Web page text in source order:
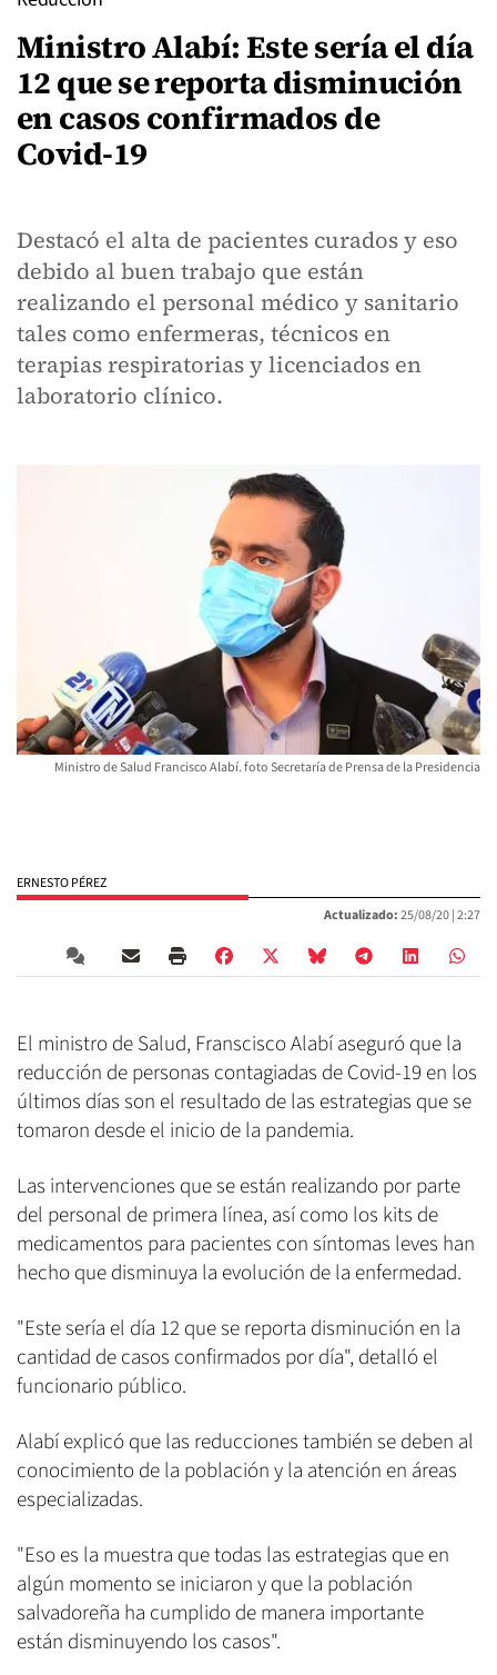
Ministro Alabí: Este sería el día
12 que se reporta disminución
en casos confirmados de
Covid-19
Destacó el alta de pacientes curados y eso
debido al buen trabajo que están
realizando el personal médico y sanitario
tales como enfermeras, técnicos en
terapias respiratorias y licenciados en
laboratorio clínico.
Ministro de Salud Francisco Alabí. foto Secretaría de Prensa de la Presidencia
ERNESTO PÉREZ
Actualizado:25/08/20 |2:27
El ministro de Salud, Franscisco Alabí aseguró que la
reducción de personas contagiadas de Covid-19 en los
últimos días son el resultado de las estrategias que se
tomaron desde el inicio de la pandemia.
Las intervenciones que se están realizando por parte
del personal de primera línea, así como los kits de
medicamentos para pacientes con síntomas leves han
hecho que disminuya la evolución de la enfermedad.
"Este sería el día 12 que se reporta disminución en la
cantidad de casos confirmados por día", detalló el
funcionario público.
Alabí explicó que las reducciones también se deben al
conocimiento de la población y la atención en áreas
especializadas.
"Eso es la muestra que todas las estrategias que en
algún momento se iniciaron y que la población
salvadoreña ha cumplido de manera importante
están disminuyendo los casos".